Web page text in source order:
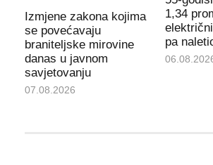
Izmjene zakona kojima
se povećavaju
braniteljske mirovine
danas u javnom
savjetovanju
07.08.2026
1,34
pa